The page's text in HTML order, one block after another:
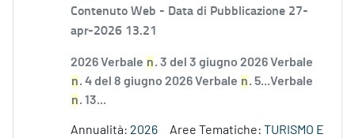
Contenuto Web - Data di Pubblicazione 27-
apr-2026 13.21
2026 Verbale n. 3 del 3 giugno 2026 Verbale
n. 4 del 8 giugno 2026 Verbale n. 5...Verbale
n. 13...
Annualità: 2026 Aree Tematiche: TURISMO E